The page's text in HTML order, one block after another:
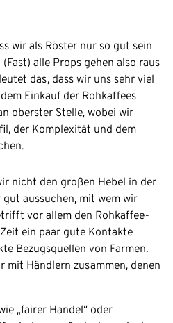
wir als Röster nur so gut sein
alle Props gehen also raus
das, dass wir uns sehr viel
Einkauf der Rohkaffees
oberster Stelle, wobei wir
der Komplexität und dem
nicht den großen Hebel in der
aussuchen, mit wem wir
vor allem den Rohkaffee-
ein paar gute Kontakte
Bezugsquellen von Farmen.
mit Händlern zusammen, denen
„fairer Handel“ oder